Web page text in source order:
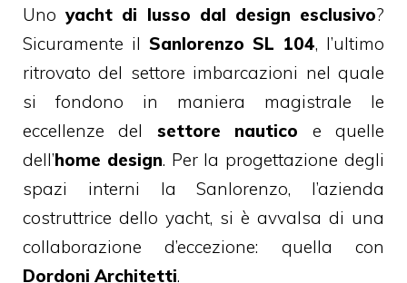
Unoyacht di lusso dal design esclusivo?
Sicuramente il Sanlorenzo SL 104, l’ultimo
ritrovato del settore imbarcazioni nel quale
si fondono in maniera magistrale le
eccellenze del settore nautico e quelle
dell’home design. Per la progettazione degli
spazi interni la Sanlorenzo, l’azienda
costruttrice dello yacht, si è avvalsa di una
collaborazione d’eccezione: quella con
Dordoni Architetti.